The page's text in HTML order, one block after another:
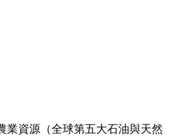
業資源（全球第五大石油與天然